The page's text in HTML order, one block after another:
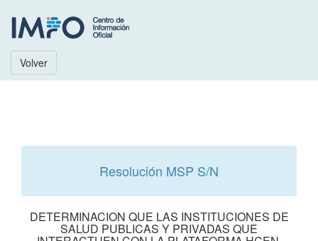
Volver
Resolución MSP S/N
DETERMINACION QUE LAS INSTITUCIONES DE
SALUD PUBLICAS Y PRIVADAS QUE